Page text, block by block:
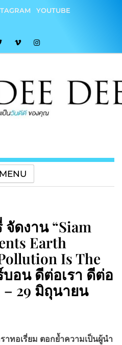
YOUTUBE
MENU
ดงาน “Siam
Earth
Is The
อน ดีต่อเรา ดีต่อ
29 มิถุนายน
าทอเรี่ยม ตอกย้ำความเป็นผู้นำ